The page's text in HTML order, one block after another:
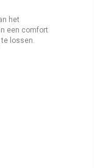
het
een comfort
lossen.